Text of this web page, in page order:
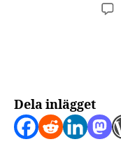
Dela inlägget